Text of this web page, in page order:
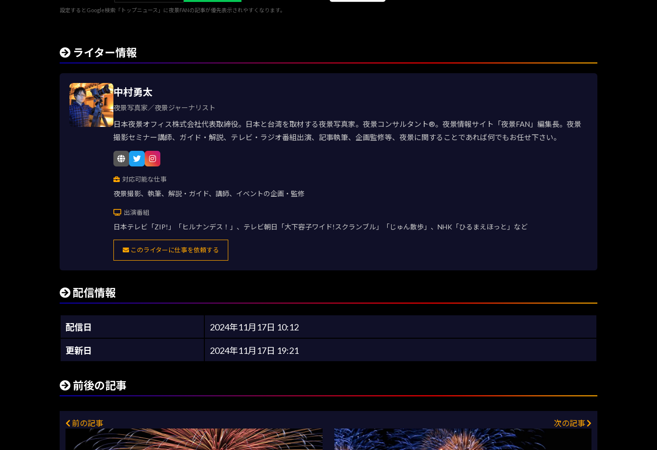
設定するとGoogle検索「トップニュース」に夜景FANの記事が優先表示されやすくなります。
ライター情報
中村勇太
夜景写真家／夜景ジャーナリスト
日本夜景オフィス株式会社代表取締役。日本と台湾を取材する夜景写真家。夜景コンサルタント®。夜景情報サイト「夜景FAN」編集長。夜景
撮影セミナー講師、ガイド・解説、テレビ・ラジオ番組出演、記事執筆、企画監修等、夜景に関することであれば何でもお任せ下さい。
対応可能な仕事
夜景撮影、執筆、解説・ガイド、講師、イベントの企画・監修
出演番組
日本テレビ「ZIP!」「ヒルナンデス！」、テレビ朝日「大下容子ワイド!スクランブル」「じゅん散歩」、NHK「ひるまえほっと」など
このライターに仕事を依頼する
配信情報
配信日 2024年11月17日 10:12
更新日 2024年11月17日 19:21
前後の記事
前の記事 次の記事